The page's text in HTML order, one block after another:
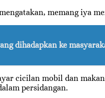
memang iya
dihadapkan ke
cicilan mobil dan
persidangan.